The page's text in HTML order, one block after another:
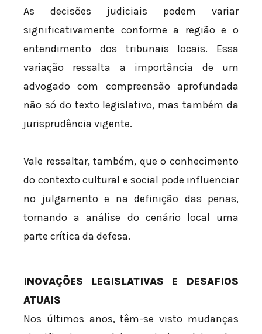
As decisões judiciais podem variar
significativamente conforme a região e o
entendimento dos tribunais locais. Essa
variação ressalta a importância de um
advogado com compreensão aprofundada
não só do texto legislativo, mas também da
jurisprudência vigente.
Vale ressaltar, também, que o conhecimento
do contexto cultural e social pode influenciar
no julgamento e na definição das penas,
tornando a análise do cenário local uma
parte crítica da defesa.
INOVAÇÕES LEGISLATIVAS E DESAFIOS
ATUAIS
Nos últimos anos, têm-se visto mudanças